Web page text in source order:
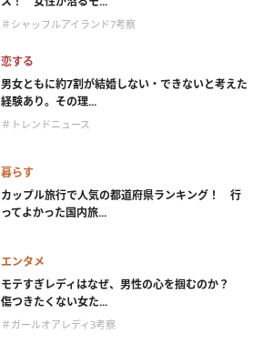
＃シャッフルアイランド7考察
恋する
男女ともに約7割が結婚しない・できないと考えた
経験あり。その理...
＃トレンドニュース
暮らす
カップル旅行で人気の都道府県ランキング！ 行
ってよかった国内旅...
エンタメ
モテすぎレディはなぜ、男性の心を掴むのか？
傷つきたくない女た...
＃ガールオアレディ3考察